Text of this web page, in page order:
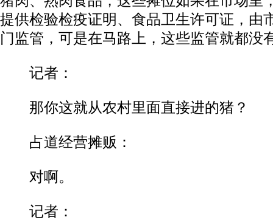
提供检验检疫证明、食品卫生许可证，由
门监管，可是在马路上，这些监管就都没
记者：
那你这就从农村里面直接进的猪？
占道经营摊贩：
对啊。
记者：